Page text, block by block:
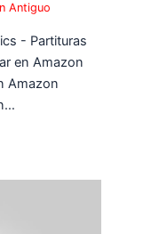
Antiguo
- Partituras
en Amazon
Amazon